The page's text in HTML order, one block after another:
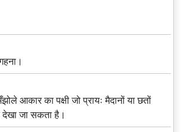
आकार का पक्षी जो प्रायः मैदानों या छतों
देखा जा सकता है।